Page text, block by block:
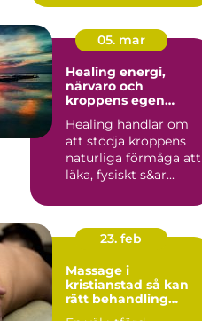
stöd och behan...
05. mar
Healing energi,
närvaro och
kroppens egen
Healing handlar om
att stödja kroppens
naturliga förmåga att
läka, fysiskt s&ar...
23. feb
Massage i
kristianstad så kan
rätt behandling